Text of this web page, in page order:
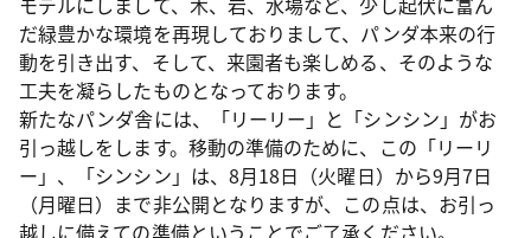
だ緑豊かな環境を再現しておりまして、パンダ本来の行
動を引き出す、そして、来園者も楽しめる、そのような
工夫を凝らしたものとなっております。
新たなパンダ舎には、「リーリー」と「シンシン」がお
引っ越しをします。移動の準備のために、この「リーリ
ー」、「シンシン」は、8月18日（火曜日）から9月7日
（月曜日）まで非公開となりますが、この点は、お引っ